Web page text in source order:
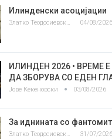
Илинденски асоцијации
Златко Теодосиевски 04/08/2026
ИЛИНДЕН 2026 • ВРЕМЕ
ДА ЗБОРУВА СО ЕДЕН
Јове Кекеновски 03/08/2026
За иднината со
31/07/2026